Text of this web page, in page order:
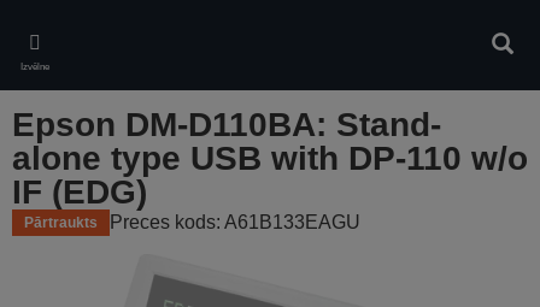
main
content
Izvēlne
Epson DM-D110BA: Stand-
alone type USB with DP-110 w/o
IF (EDG)
Pārtraukts Preces kods: A61B133EAGU